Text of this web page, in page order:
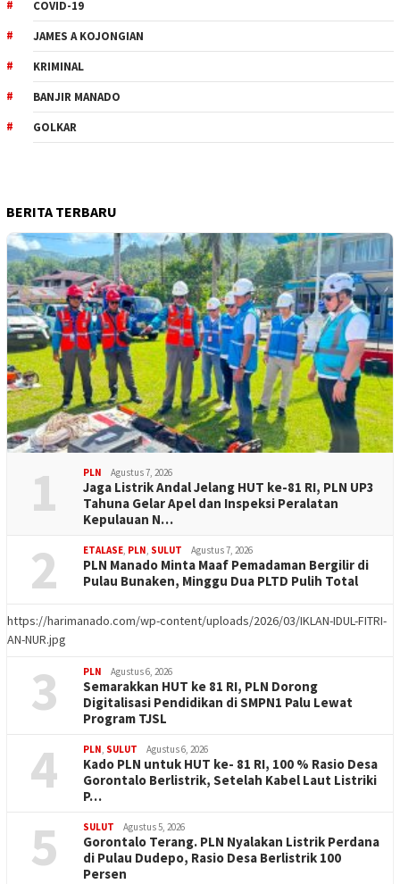
COVID-19
JAMES A KOJONGIAN
KRIMINAL
BANJIR MANADO
GOLKAR
BERITA TERBARU
1 PLN Agustus 7, 2026
Jaga Listrik Andal Jelang HUT ke-81 RI, PLN UP3
Tahuna Gelar Apel dan Inspeksi Peralatan
Kepulauan N…
2 ETALASE, PLN, SULUT Agustus 7, 2026
PLN Manado Minta Maaf Pemadaman Bergilir di
Pulau Bunaken, Minggu Dua PLTD Pulih Total
https://harimanado.com/wp-content/uploads/2026/03/IKLAN-IDUL-FITRI-
AN-NUR.jpg
3 PLN Agustus 6, 2026
Semarakkan HUT ke 81 RI, PLN Dorong
Digitalisasi Pendidikan di SMPN1 Palu Lewat
Program TJSL
4 PLN, SULUT Agustus 6, 2026
Kado PLN untuk HUT ke- 81 RI, 100 % Rasio Desa
Gorontalo Berlistrik, Setelah Kabel Laut Listriki
P…
5 SULUT Agustus 5, 2026
Gorontalo Terang. PLN Nyalakan Listrik Perdana
di Pulau Dudepo, Rasio Desa Berlistrik 100
Persen